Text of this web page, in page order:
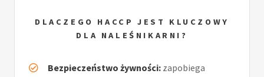
DLACZEGO HACCP JEST KLUCZOWY
DLA NALEŚNIKARNI?
Bezpieczeństwo żywności: zapobiega